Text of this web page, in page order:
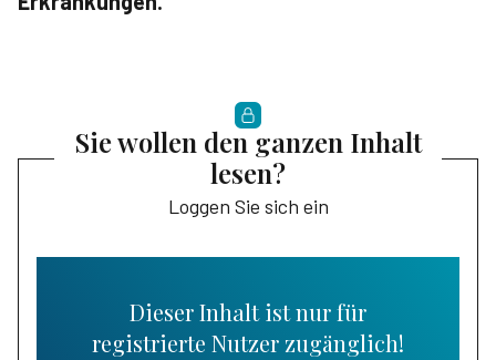
Sie wollen den ganzen Inhalt
lesen?
Loggen Sie sich ein
Dieser Inhalt ist nur für
registrierte Nutzer zugänglich!